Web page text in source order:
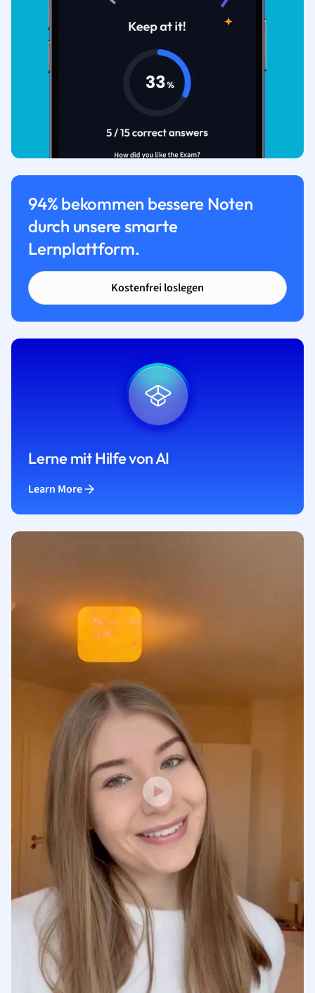
94% bekommen bessere Noten
durch unsere smarte
Lernplattform.
Kostenfrei loslegen
Lerne mit Hilfe von AI
Learn More